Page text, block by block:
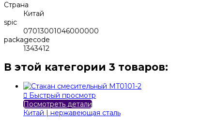
Страна
Китай
spic
07013001046000000
packagecode
1343412
В этой категории 3 товаров:
 Быстрый просмотр
Посмотреть детали
Китай | нержавеющая сталь